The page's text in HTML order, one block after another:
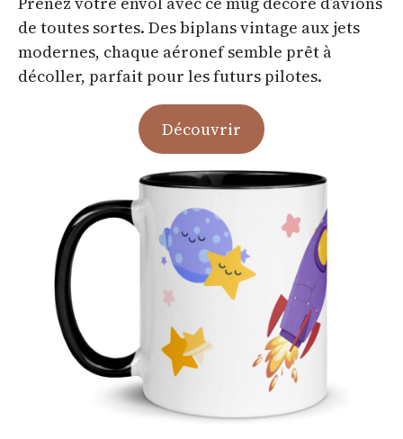
de toutes sortes. Des biplans vintage aux jets
modernes, chaque aéronef semble prêt à
décoller, parfait pour les futurs pilotes.
Découvrir